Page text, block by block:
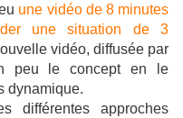
une vidéo de 8 minutes
une situation de 3
vidéo, diffusée par
peu le concept en le
dynamique.
différentes approches